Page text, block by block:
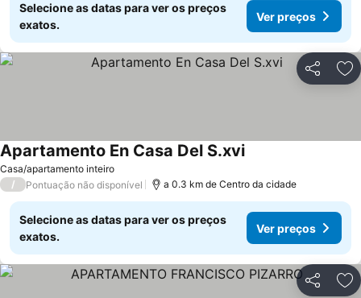
Selecione as datas para ver os preços
exatos.
Ver preços
Partilhar
Casa/apartamento inteiro
Apartamento En Casa Del S.xviVer preços
/ Pontuação não disponível a 0.3 km de Centro da cidade
Selecione as datas para ver os preços
exatos.
Ver preços
Partilhar